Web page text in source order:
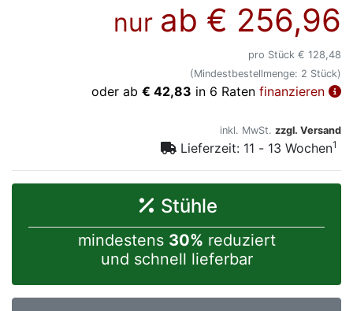
nur ab € 256,96
pro Stück € 128,48
(Mindestbestellmenge: 2 Stück)
oder ab € 42,83 in 6 Raten finanzieren
inkl. MwSt. zzgl. Versand
Lieferzeit: 11 - 13 Wochen1
Stühle
mindestens 30% reduziert
und schnell lieferbar